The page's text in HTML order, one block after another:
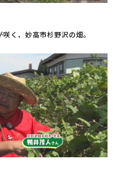
く、妙高市杉野沢の畑。